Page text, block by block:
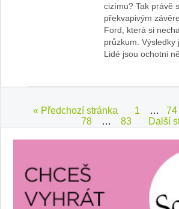
cizímu? Tak právě
překvapivým
Ford, která si
průzkum. Výsledky
Lidé jsou ochotni
« Předchozí stránka 1 … 74
78
… 83 Další